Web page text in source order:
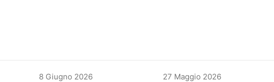
8 Giugno 2026 27 Maggio 2026